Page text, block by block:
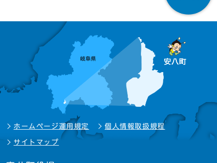
ホームページ運用規定 個人情報取扱規程
サイトマップ